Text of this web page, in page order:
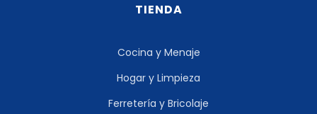
TIENDA
Cocina y Menaje
Hogar y Limpieza
Ferretería y Bricolaje